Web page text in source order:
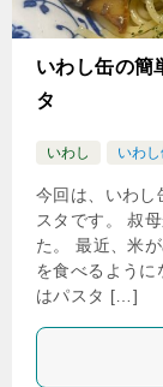
いわし缶の簡
タ
いわし いわ
今回は、いわし
スタです。 叔
た。 最近、米
を食べるよう
はパスタ […]